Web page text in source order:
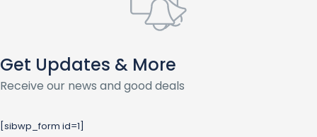
Get Updates & More
Receive our news and good deals
[sibwp_form id=1]